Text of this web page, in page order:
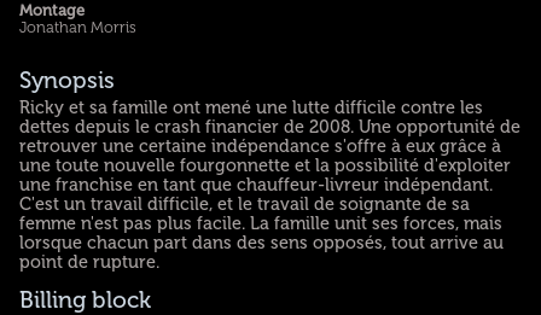
Montage
Jonathan Morris
Synopsis
Ricky et sa famille ont mené une lutte difficile contre les
dettes depuis le crash financier de 2008. Une opportunité de
retrouver une certaine indépendance s'offre à eux grâce à
une toute nouvelle fourgonnette et la possibilité d'exploiter
une franchise en tant que chauffeur-livreur indépendant.
C'est un travail difficile, et le travail de soignante de sa
femme n'est pas plus facile. La famille unit ses forces, mais
lorsque chacun part dans des sens opposés, tout arrive au
point de rupture.
Billing block